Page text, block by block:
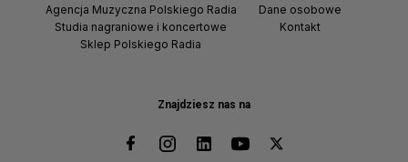
Znajdziesz nas na
Agencja Muzyczna Polskiego Radia
Studia nagraniowe i koncertowe
Sklep Polskiego Radia
Dane osobowe
Kontakt